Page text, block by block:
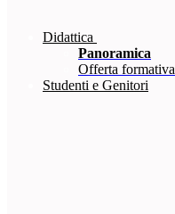
Didattica
Panoramica
Offerta formativa
Studenti e Genitori